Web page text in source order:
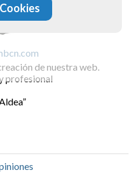
de nuestra web.
profesional